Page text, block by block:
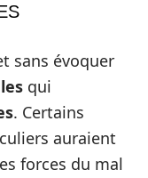
sans évoquer
qui
. Certains
auraient
forces du mal